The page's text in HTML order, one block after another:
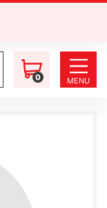
0 MENU